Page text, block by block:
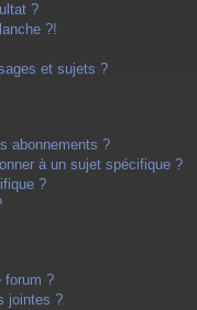
?
?!
et sujets ?
abonnements ?
à un sujet spécifique ?
?
forum ?
jointes ?